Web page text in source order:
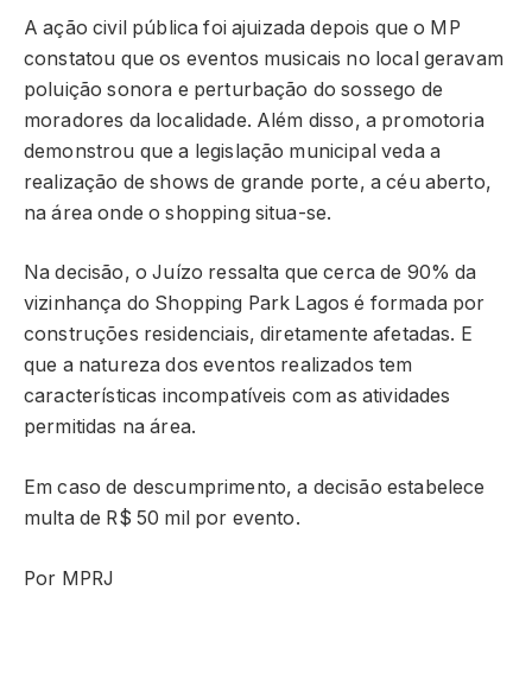
A ação civil pública foi ajuizada depois que o MP
constatou que os eventos musicais no local geravam
poluição sonora e perturbação do sossego de
moradores da localidade. Além disso, a promotoria
demonstrou que a legislação municipal veda a
realização de shows de grande porte, a céu aberto,
na área onde o shopping situa-se.
Na decisão, o Juízo ressalta que cerca de 90% da
vizinhança do Shopping Park Lagos é formada por
construções residenciais, diretamente afetadas. E
que a natureza dos eventos realizados tem
características incompatíveis com as atividades
permitidas na área.
Em caso de descumprimento, a decisão estabelece
multa de R$ 50 mil por evento.
Por MPRJ